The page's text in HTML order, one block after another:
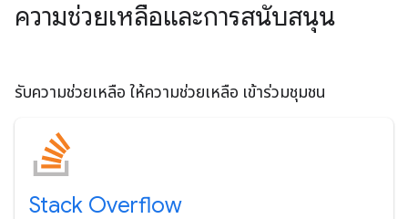
ความช่วยเหลือและการสนับสนุน
รับความช่วยเหลือ ให้ความช่วยเหลือ เข้าร่วมชุมชน
Stack Overflow